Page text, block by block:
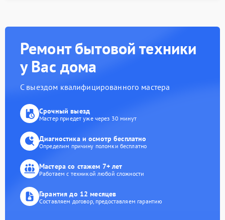
Ремонт бытовой техники
у Вас дома
С выездом квалифицированного мастера
Срочный выезд
Мастер приедет уже через 30 минут
Диагностика и осмотр бесплатно
Определим причину поломки бесплатно
Мастера со стажем 7+ лет
Работаем с техникой любой сложности
Гарантия до 12 месяцев
Составляем договор, предоставляем гарантию